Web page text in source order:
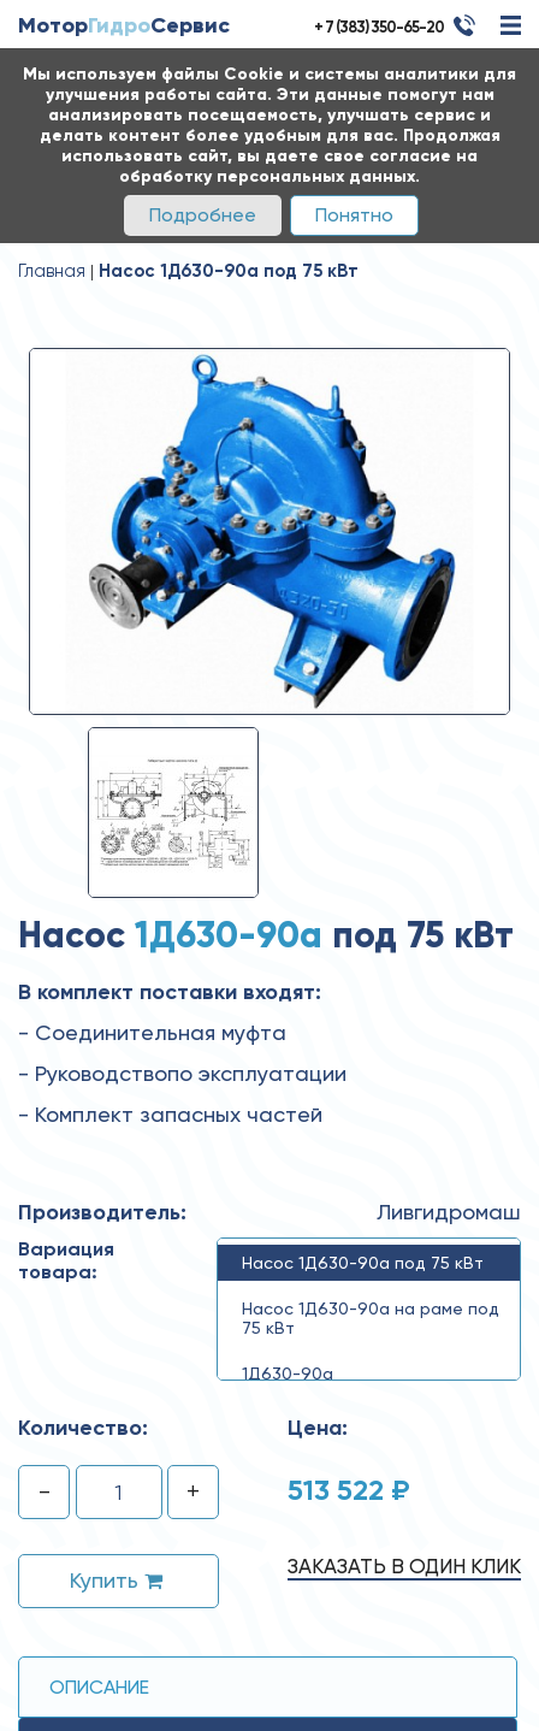
Мы используем файлы Cookie и системы аналитики для
улучшения работы сайта. Эти данные помогут нам
анализировать посещаемость, улучшать сервис и
делать контент более удобным для вас. Продолжая
использовать сайт, вы даете свое согласие на
обработку персональных данных.
Подробнее Понятно
МоторГидроСервис + 7 (383) 350-65-20
Главная Насос 1Д630-90а под 75 кВт
Насос 1Д630-90а под 75 кВт
В комплект поставки входят:
- Соединительная муфта
- Руководствопо эксплуатации
- Комплект запасных частей
Производитель: Ливгидромаш
Вариация
товара:
Насос 1Д630-90а под 75 кВт
Насос 1Д630-90а на раме под
75 кВт
1Д630-90а
Количество:
- +
Купить
Цена:
513 522 ₽
ЗАКАЗАТЬ В ОДИН КЛИК
ОПИСАНИЕ